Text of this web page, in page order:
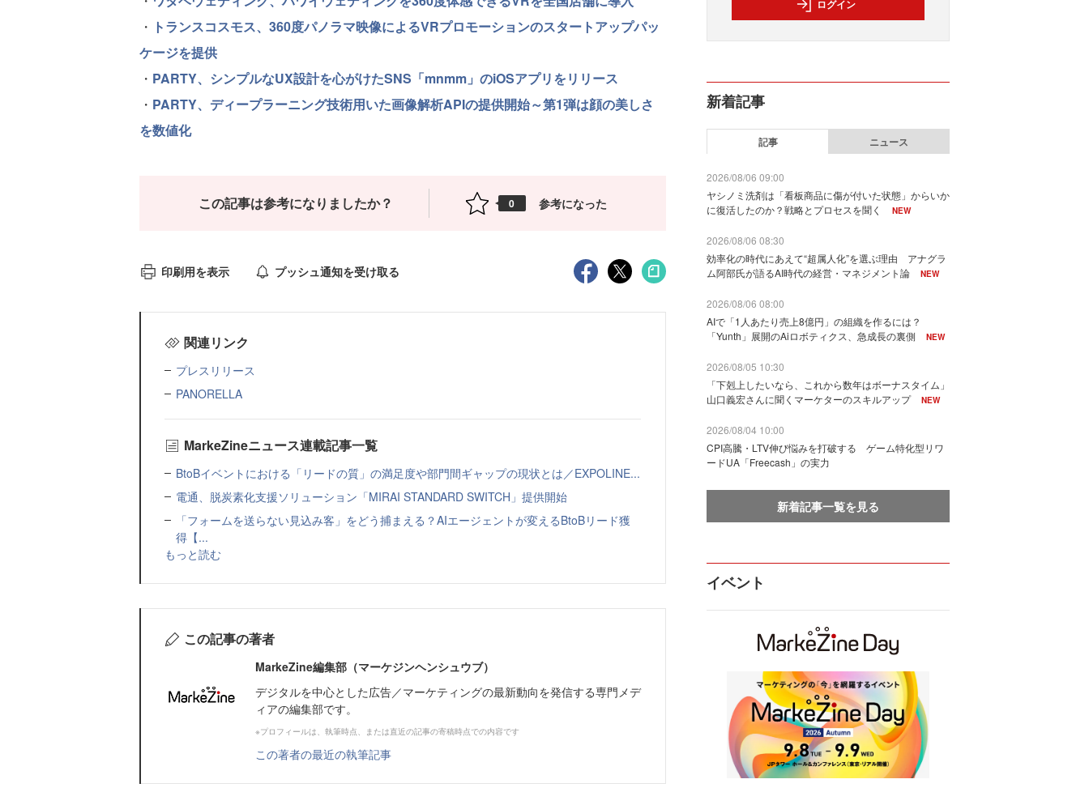
・ トランスコスモス、360度パノラマ映像によるVRプロモーションのスタートアップパッ
ケージを提供
・ PARTY、シンプルなUX設計を心がけたSNS「mnmm」のiOSアプリをリリース
・ PARTY、ディープラーニング技術用いた画像解析APIの提供開始～第1弾は顔の美しさ
を数値化
この記事は参考になりましたか？ 0 参考になった
印刷用を表示 プッシュ通知を受け取る
関連リンク
プレスリリース
PANORELLA
MarkeZineニュース連載記事一覧
BtoBイベントにおける「リードの質」の満足度や部門間ギャップの現状とは／EXPOLINE...
電通、脱炭素化支援ソリューション「MIRAI STANDARD SWITCH」提供開始
「フォームを送らない見込み客」をどう捕まえる？AIエージェントが変えるBtoBリード獲
得【...
もっと読む
この記事の著者
MarkeZine編集部（マーケジンヘンシュウブ）
デジタルを中心とした広告／マーケティングの最新動向を発信する専門メデ
ィアの編集部です。
※プロフィールは、執筆時点、または直近の記事の寄稿時点での内容です
この著者の最近の執筆記事
ログイン
新着記事
記事 ニュース
2026/08/06 09:00
ヤシノミ洗剤は「看板商品に傷が付いた状態」からいか
に復活したのか？戦略とプロセスを聞く
NEW
2026/08/06 08:30
効率化の時代にあえて“超属人化”を選ぶ理由 アナグラ
ム阿部氏が語るAI時代の経営・マネジメント論
NEW
2026/08/06 08:00
AIで「1人あたり売上8億円」の組織を作るには？
「Yunth」展開のAiロボティクス、急成長の裏側
NEW
2026/08/05 10:30
「下剋上したいなら、これから数年はボーナスタイム」
山口義宏さんに聞くマーケターのスキルアップ
NEW
2026/08/04 10:00
CPI高騰・LTV伸び悩みを打破する ゲーム特化型リワ
ードUA「Freecash」の実力
新着記事一覧を見る
イベント